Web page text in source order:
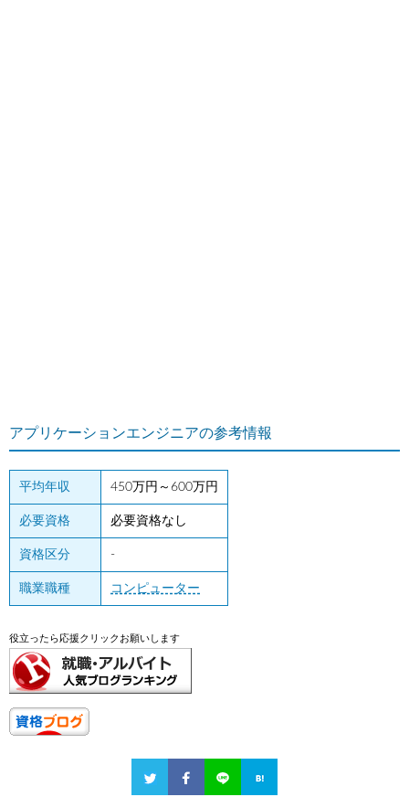
アプリケーションエンジニアの参考情報
平均年収 450万円～600万円
必要資格 必要資格なし
資格区分 -
職業職種 コンピューター
役立ったら応援クリックお願いします